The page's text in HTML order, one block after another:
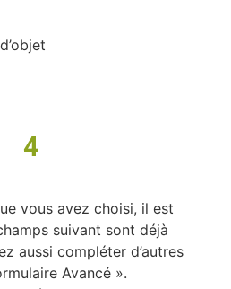
4
vous avez choisi, il est
suivant sont déjà
aussi compléter d’autres
Avancé ».